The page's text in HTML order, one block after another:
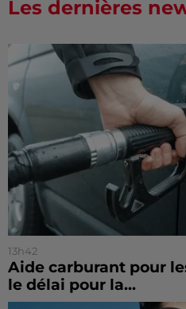
Les dernières
13h42
Aide carburant pour
le délai pour la...